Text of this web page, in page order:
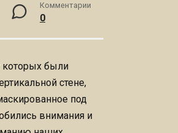
Комментарии
0
которых были
стене,
под
внимания и